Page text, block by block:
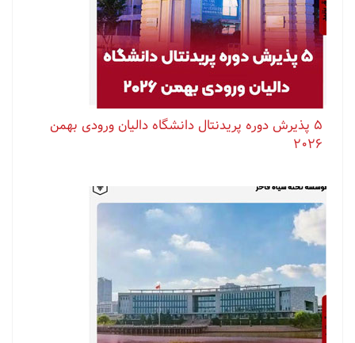
۵ پذیرش دوره پریدنتال دانشگاه دالیان ورودی بهمن
۲۰۲۶